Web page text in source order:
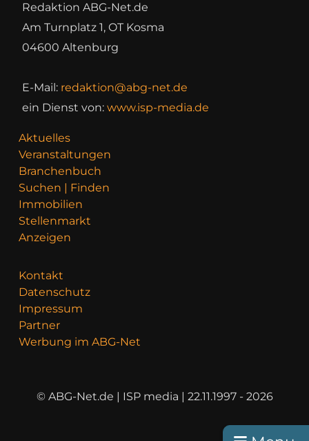
Redaktion ABG-Net.de
Am Turnplatz 1, OT Kosma
04600 Altenburg
E-Mail: redaktion@abg-net.de
ein Dienst von: www.isp-media.de
Aktuelles
Veranstaltungen
Branchenbuch
Suchen | Finden
Immobilien
Stellenmarkt
Anzeigen
Kontakt
Datenschutz
Impressum
Partner
Werbung im ABG-Net
© ABG-Net.de | ISP media | 22.11.1997 - 2026